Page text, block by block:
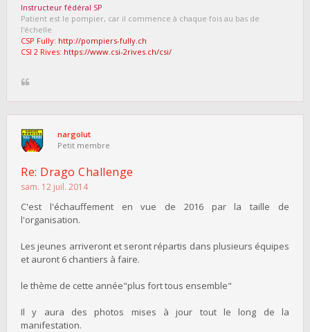
Instructeur fédéral SP
Patient est le pompier, car il commence à chaque fois au bas de
l'échelle
CSP Fully: http://pompiers-fully.ch
CSI 2 Rives: https://www.csi-2rives.ch/csi/
nargolut
Petit membre
Re: Drago Challenge
sam. 12 juil. 2014
C'est l'échauffement en vue de 2016 par la taille de
l'organisation.
Les jeunes arriveront et seront répartis dans plusieurs équipes
et auront 6 chantiers à faire.
le thème de cette année"plus fort tous ensemble"
Il y aura des photos mises à jour tout le long de la
manifestation.